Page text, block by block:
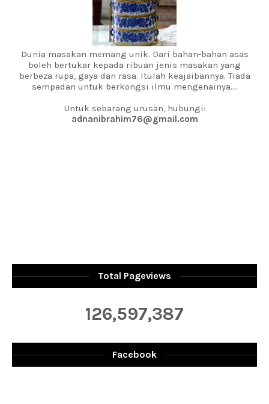
Dunia masakan memang unik. Dari bahan-bahan asas
boleh bertukar kepada ribuan jenis masakan yang
berbeza rupa, gaya dan rasa. Itulah keajaibannya. Tiada
sempadan untuk berkongsi ilmu mengenainya....
Untuk sebarang urusan, hubungi:
adnanibrahim76@gmail.com
Total Pageviews
126,597,387
Facebook